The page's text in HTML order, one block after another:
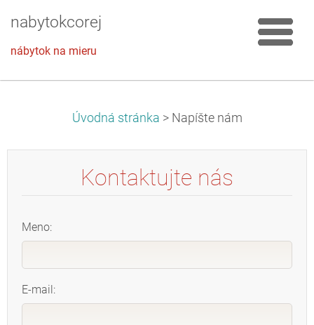
nabytokcorej
nábytok na mieru
Úvodná stránka > Napíšte nám
Kontaktujte nás
Meno:
E-mail: